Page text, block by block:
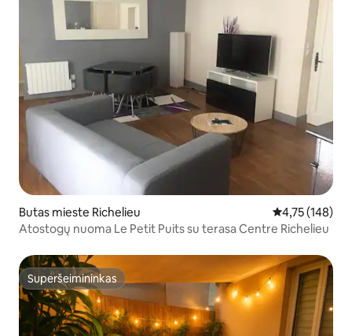
Butas mieste Richelieu Vidutinis
4,75 (148)
Atostogų nuoma Le Petit Puits su terasa Centre Richelieu
Superšeimininkas
Superšeimininkas